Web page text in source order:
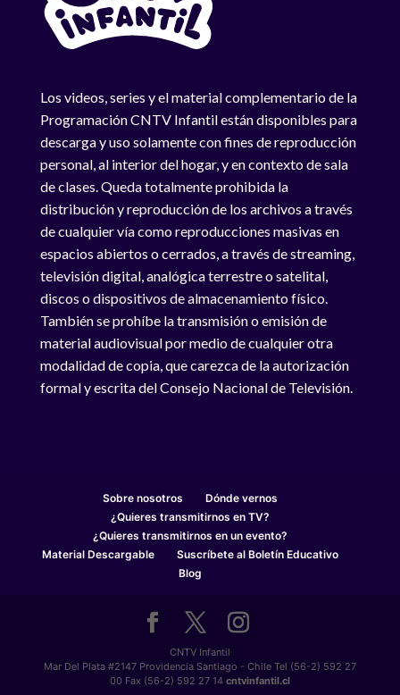
Los videos, series y el material complementario de la
Programación CNTV Infantil están disponibles para
descarga y uso solamente con fines de reproducción
personal, al interior del hogar, y en contexto de sala
de clases. Queda totalmente prohibida la
distribución y reproducción de los archivos a través
de cualquier vía como reproducciones masivas en
espacios abiertos o cerrados, a través de streaming,
televisión digital, analógica terrestre o satelital,
discos o dispositivos de almacenamiento físico.
También se prohíbe la transmisión o emisión de
material audiovisual por medio de cualquier otra
modalidad de copia, que carezca de la autorización
formal y escrita del Consejo Nacional de Televisión.
Sobre nosotros
Dónde vernos
¿Quieres transmitirnos en TV?
¿Quieres transmitirnos en un evento?
Material Descargable
Suscríbete al Boletín Educativo
Blog
CNTV Infantil
Mar Del Plata #2147 Providencia Santiago - Chile Tel (56-2) 592 27
00 Fax (56-2) 592 27 14 cntvinfantil.cl